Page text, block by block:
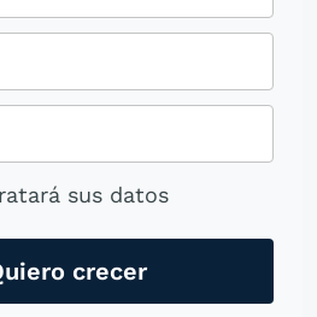
sus datos
aplicaciones de
con el fin de
crecer